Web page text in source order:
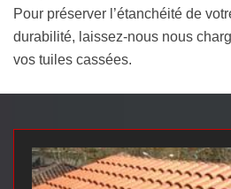
Pour préserver l’étanchéité de
durabilité, laissez-nous nous
vos tuiles cassées.